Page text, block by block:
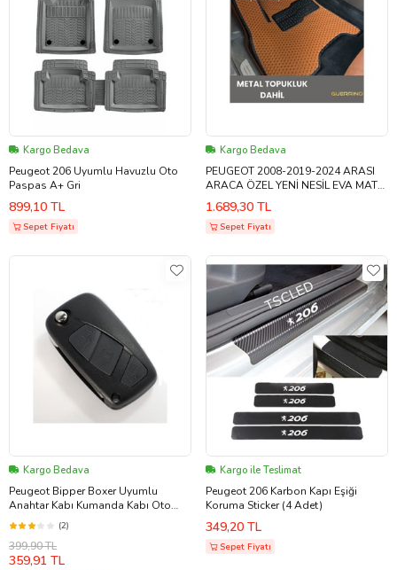
Kargo Bedava
Peugeot 206 Uyumlu Havuzlu Oto
Paspas A+ Gri
899,10 TL
Sepet Fiyatı
Kargo Bedava
PEUGEOT 2008-2019-2024 ARASI
ARACA ÖZEL YENİ NESİL EVA MAT
OTO PASPAS HAVUZLU EVA ARABA
PASPASI
1.689,30 TL
Sepet Fiyatı
Kargo Bedava
Peugeot Bipper Boxer Uyumlu
Anahtar Kabı Kumanda Kabı Oto
Anahtarlık Pil Yataklı Logolu Pejo
(2)
399,90 TL
359,91 TL
Kargo ile Teslimat
Peugeot 206 Karbon Kapı Eşiği
Koruma Sticker (4 Adet)
349,20 TL
Sepet Fiyatı